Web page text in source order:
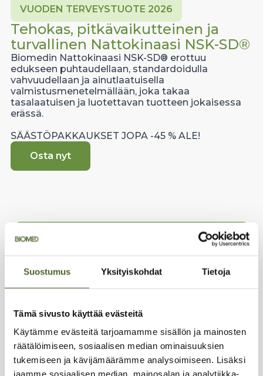
Suostumus Yksityiskohdat Tietoja
Tämä sivusto käyttää evästeitä
Käytämme evästeitä tarjoamamme sisällön ja mainosten
räätälöimiseen, sosiaalisen median ominaisuuksien
tukemiseen ja kävijämäärämme analysoimiseen. Lisäksi
jaamme sosiaalisen median, mainosalan ja analytiikka-
VUODEN TERVEYSTUOTE 2026
Tehokas, pitkävaikutteinen ja
turvallinen Nattokinaasi NSK-SD®
Biomedin Nattokinaasi NSK-SD® erottuu
edukseen puhtaudellaan, standardoidulla
vahvuudellaan ja ainutlaatuisella
valmistusmenetelmällään, joka takaa
tasalaatuisen ja luotettavan tuotteen jokaisessa
erässä.
SÄÄSTÖPAKKAUKSET JOPA -45 % ALE!
Osta nyt